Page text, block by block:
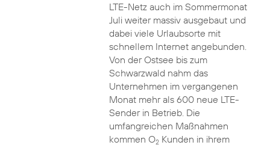
LTE-Netz auch im Sommermonat
Juli weiter massiv ausgebaut und
dabei viele Urlaubsorte mit
schnellem Internet angebunden.
Von der Ostsee bis zum
Schwarzwald nahm das
Unternehmen im vergangenen
Monat mehr als 600 neue LTE-
Sender in Betrieb. Die
umfangreichen Maßnahmen
kommen O2Kunden in ihrem